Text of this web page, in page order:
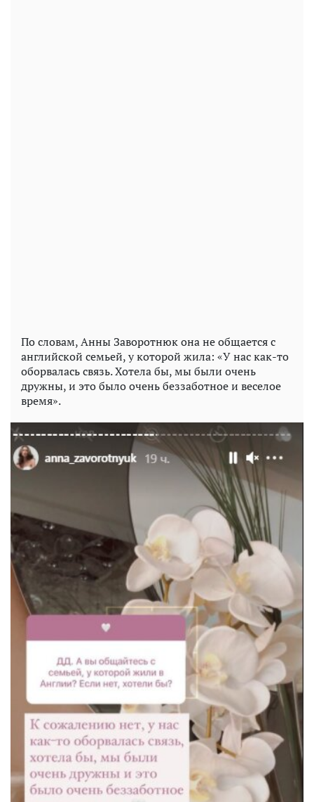
По словам, Анны Заворотнюк она не общается с
английской семьей, у которой жила: «У нас как-то
оборвалась связь. Хотела бы, мы были очень
дружны, и это было очень беззаботное и веселое
время».